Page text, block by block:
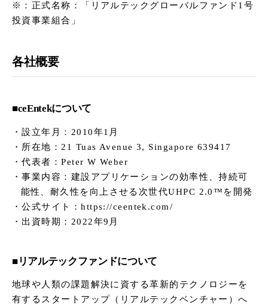
※：正式名称：「リアルテックグローバルファンド1号
投資事業組合」
各社概要
■ceEntekについて
設立年月：2010年1月
所在地：21 Tuas Avenue 3, Singapore 639417
代表者：Peter W Weber
事業内容：建設アプリケーションの効率性、持続可
能性、耐久性を向上させる次世代UHPC 2.0™を開発
公式サイト：https://ceentek.com/
出資時期：2022年9月
■リアルテックファンドについて
地球や人類の課題解決に資する革新的テクノロジーを
有するスタートアップ（リアルテックベンチャー）へ